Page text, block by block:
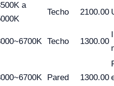
a
Techo 2100.00
Techo 1300.00
Pared 1300.00